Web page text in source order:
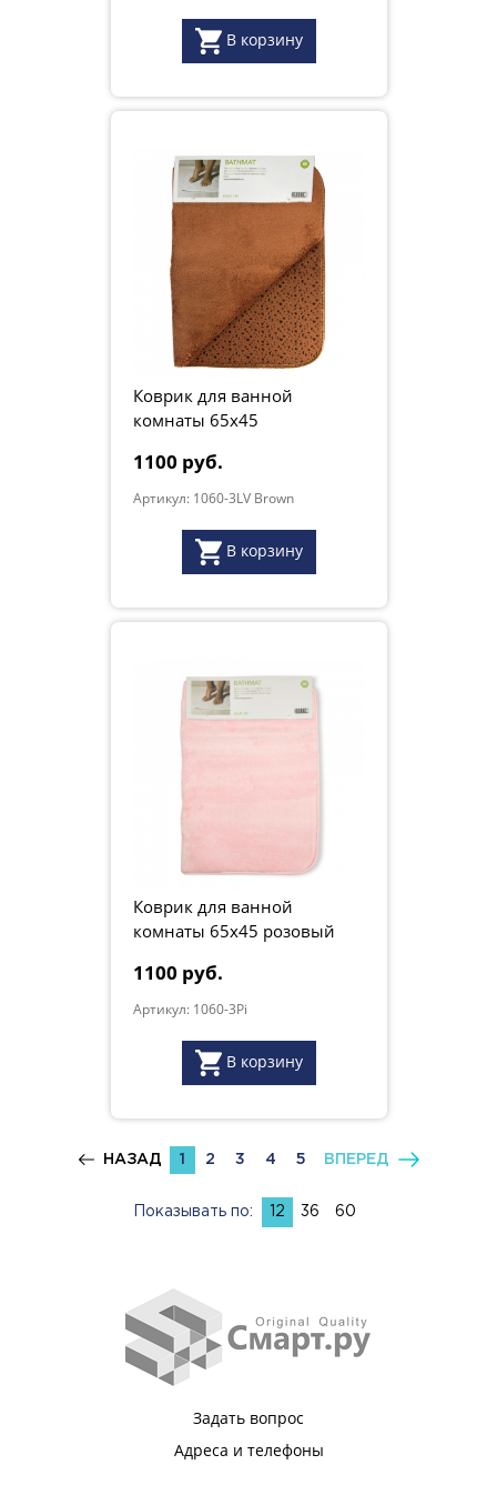
В корзину
Коврик для ванной
комнаты 65х45
1100 руб.
Артикул: 1060-3LV Brown
В корзину
Коврик для ванной
комнаты 65х45 розовый
1100 руб.
Артикул: 1060-3Pi
В корзину
НАЗАД 1 2 3 4 5 ВПЕРЕД
Показывать по: 12 36 60
Задать вопрос
Адреса и телефоны